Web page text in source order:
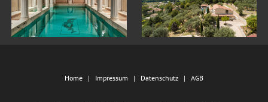
Home Impressum Datenschutz AGB